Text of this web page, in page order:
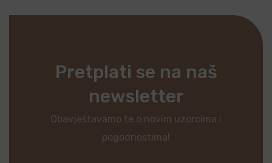
Pretplati se na naš
newsletter
Obavještavamo te o novim uzorcima i
pogodnostima!